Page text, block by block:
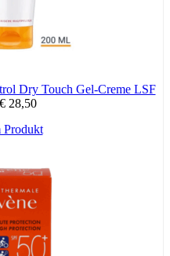
Dry Touch Gel-Creme LSF
€28,50
Produkt